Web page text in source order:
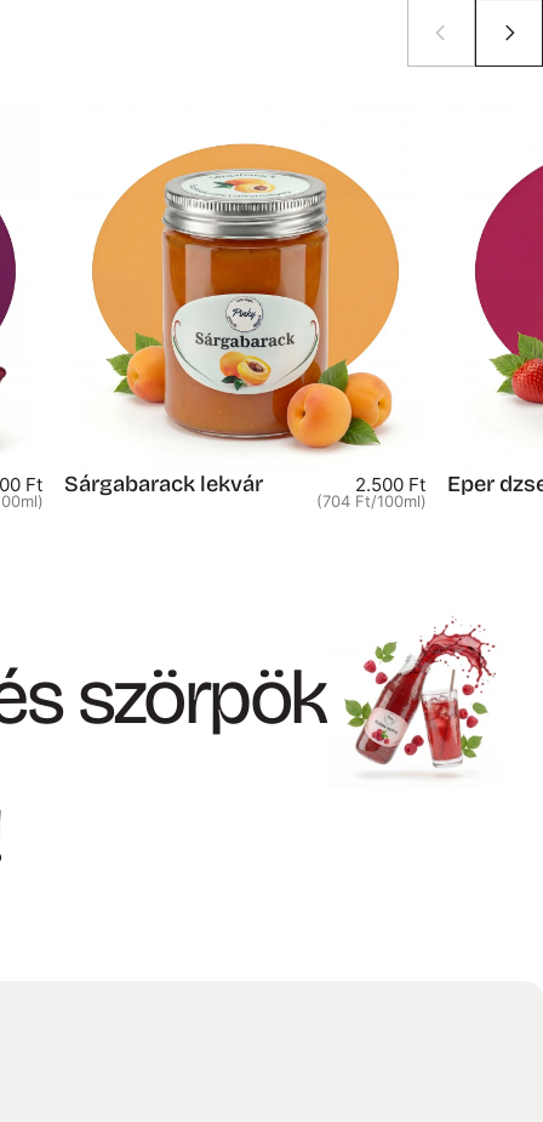
FtEgységár
Sárgabarack lekvár 2.500 FtEgységár
(704 Ft/
per 100ml)
Eper
szörpök